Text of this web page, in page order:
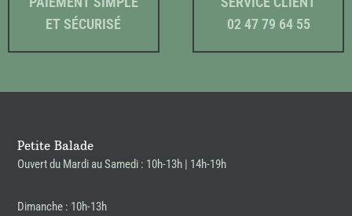
ET SÉCURISÉ
02 47 79 64 55
Petite Balade
Ouvert du Mardi au Samedi : 10h-13h | 14h-19h
Dimanche : 10h-13h